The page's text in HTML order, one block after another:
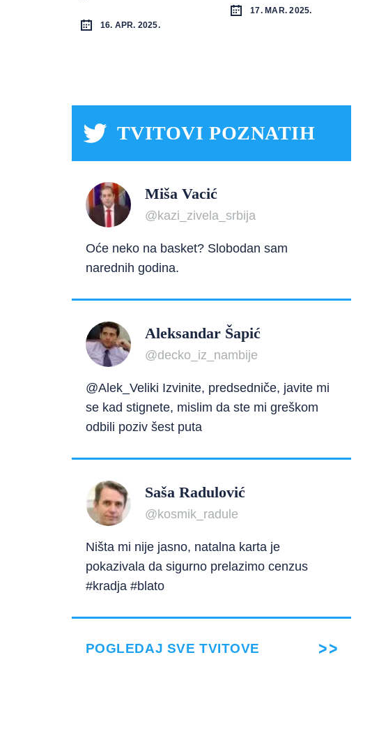
16. APR. 2025.
17. MAR. 2025.
TVITOVI POZNATIH
Miša Vacić
@kazi_zivela_srbija
Oće neko na basket? Slobodan sam
narednih godina.
Aleksandar Šapić
@decko_iz_nambije
@Alek_Veliki Izvinite, predsedniče, javite mi
se kad stignete, mislim da ste mi greškom
odbili poziv šest puta
Saša Radulović
@kosmik_radule
Ništa mi nije jasno, natalna karta je
pokazivala da sigurno prelazimo cenzus
#kradja #blato
POGLEDAJ SVE TVITOVE